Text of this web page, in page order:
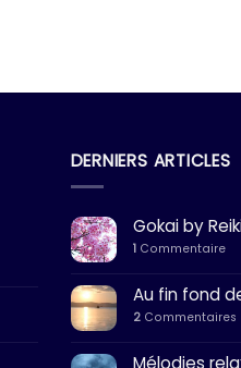
DERNIERS ARTICLES
Gokai by
1Commentaire
Au fin fond
2Commentaires
Mélodies